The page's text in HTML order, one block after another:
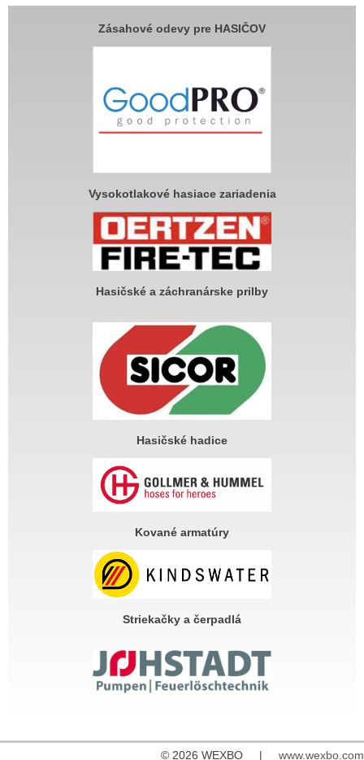
Zásahové odevy pre HASIČOV
Vysokotlakové hasiace zariadenia
Hasičské a záchranárske prilby
Hasičské hadice
Kované armatúry
Striekačky a čerpadlá
© 2026 WEXBO | www.wexbo.com